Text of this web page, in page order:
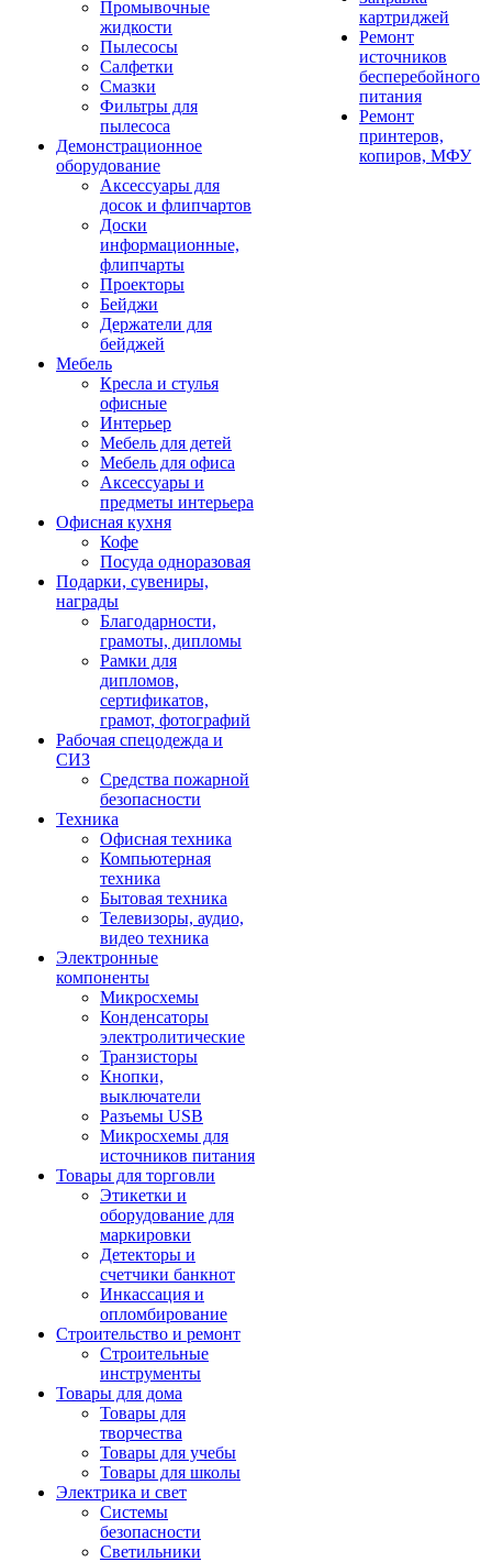
Промывочные
жидкости
Пылесосы
Салфетки
Смазки
Фильтры для
пылесоса
Демонстрационное
оборудование
Аксессуары для
досок и флипчартов
Доски
информационные,
флипчарты
Проекторы
Бейджи
Держатели для
бейджей
Мебель
Кресла и стулья
офисные
Интерьер
Мебель для детей
Мебель для офиса
Аксессуары и
предметы интерьера
Офисная кухня
Кофе
Посуда одноразовая
Подарки, сувениры,
награды
Благодарности,
грамоты, дипломы
Рамки для
дипломов,
сертификатов,
грамот, фотографий
Рабочая спецодежда и
СИЗ
Средства пожарной
безопасности
Техника
Офисная техника
Компьютерная
техника
Бытовая техника
Телевизоры, аудио,
видео техника
Электронные
компоненты
Микросхемы
Конденсаторы
электролитические
Транзисторы
Кнопки,
выключатели
Разъемы USB
Микросхемы для
источников питания
Товары для торговли
Этикетки и
оборудование для
маркировки
Детекторы и
счетчики банкнот
Инкассация и
опломбирование
Строительство и ремонт
Строительные
инструменты
Товары для дома
Товары для
творчества
Товары для учебы
Товары для школы
Электрика и свет
Системы
безопасности
Светильники
картриджей
Ремонт
источников
бесперебойного
питания
Ремонт
принтеров,
копиров, МФУ